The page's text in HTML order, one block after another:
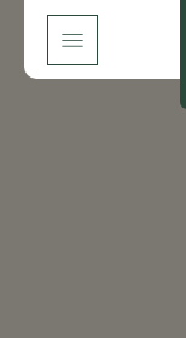
main
Menu